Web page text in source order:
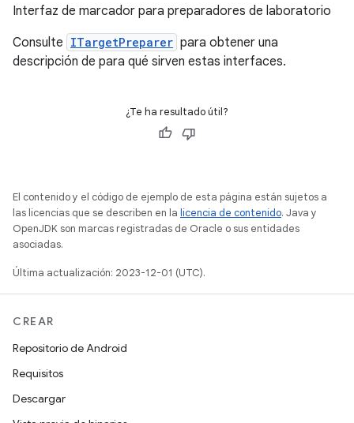
Interfaz de marcador para preparadores de laboratorio
Consulte ITargetPreparer para obtener una
descripción de para qué sirven estas interfaces.
¿Te ha resultado útil?
El contenido y el código de ejemplo de esta página están sujetos a
las licencias que se describen en la licencia de contenido. Java y
OpenJDK son marcas registradas de Oracle o sus entidades
asociadas.
Última actualización: 2023-12-01 (UTC).
CREAR
Repositorio de Android
Requisitos
Descargar